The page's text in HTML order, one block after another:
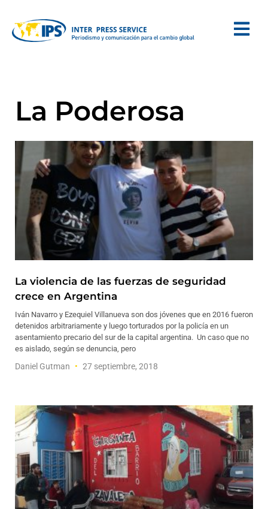
La Poderosa
La violencia de las fuerzas de seguridad
crece en Argentina
Iván Navarro y Ezequiel Villanueva son dos jóvenes que en 2016 fueron
detenidos arbitrariamente y luego torturados por la policía en un
asentamiento precario del sur de la capital argentina. Un caso que no
es aislado, según se denuncia, pero
Daniel Gutman 27 septiembre, 2018